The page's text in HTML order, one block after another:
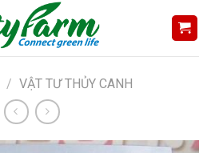
/ VẬT TƯ THỦY CANH